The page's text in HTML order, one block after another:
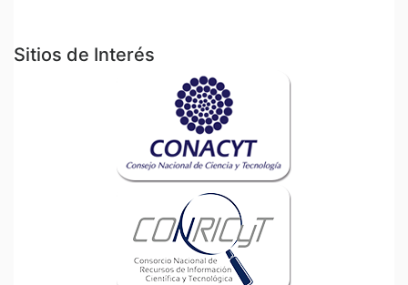
Sitios de Interés